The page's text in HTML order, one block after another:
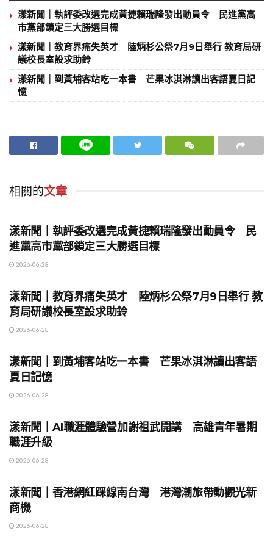
漾新聞｜執評委改選完成黃捷賴瑞隆發出動員令 民進黨高
市黨部鎖定三大勝選目標
漾新聞｜教育界痛失英才 陸炳杉公祭7月9日舉行 教育局研
議校長室設求助鈴
漾新聞｜到黃埔客站吃一本書 芒果冰淇淋讀出客語夏日記
憶
相關的文章
漾新聞｜執評委改選完成黃捷賴瑞隆發出動員令 民
進黨高市黨部鎖定三大勝選目標
2026-06-28
漾新聞｜教育界痛失英才 陸炳杉公祭7月9日舉行 教
育局研議校長室設求助鈴
2026-06-28
漾新聞｜到黃埔客站吃一本書 芒果冰淇淋讀出客語
夏日記憶
2026-06-28
漾新聞｜AI職涯體驗營加謝祖武開講 高雄青年暑期
職涯升級
2026-06-28
漾新聞｜香港網紅踩線南台灣 港灣潮旅帶動觀光新
商機
2026-06-28